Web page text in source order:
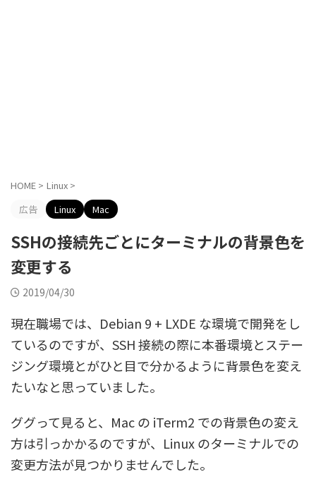
HOME > Linux >
広告
Linux Mac
SSHの接続先ごとにターミナルの背景色を
変更する
2019/04/30
現在職場では、Debian 9 + LXDE な環境で開発をし
ているのですが、SSH 接続の際に本番環境とステー
ジング環境とがひと目で分かるように背景色を変え
たいなと思っていました。
ググって見ると、Mac の iTerm2 での背景色の変え
方は引っかかるのですが、Linux のターミナルでの
変更方法が見つかりませんでした。